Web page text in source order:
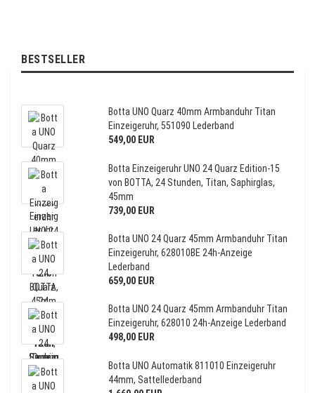
BESTSELLER
Botta UNO Quarz 40mm Armbanduhr Titan
Einzeigeruhr, 551090 Lederband
549,00 EUR
Botta Einzeigeruhr UNO 24 Quarz Edition-15
von BOTTA, 24 Stunden, Titan, Saphirglas,
45mm
739,00 EUR
Botta UNO 24 Quarz 45mm Armbanduhr Titan
Einzeigeruhr, 628010BE 24h-Anzeige
Lederband
659,00 EUR
Botta UNO 24 Quarz 45mm Armbanduhr Titan
Einzeigeruhr, 628010 24h-Anzeige Lederband
498,00 EUR
Botta UNO Automatik 811010 Einzeigeruhr
44mm, Sattellederband